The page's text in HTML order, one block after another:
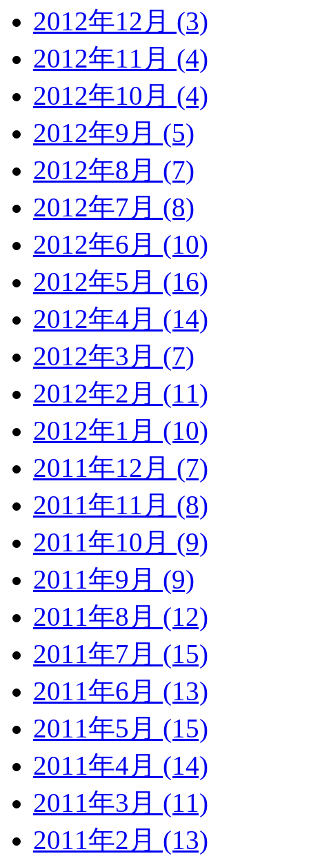
2012年12月 (3)
2012年11月 (4)
2012年10月 (4)
2012年9月 (5)
2012年8月 (7)
2012年7月 (8)
2012年6月 (10)
2012年5月 (16)
2012年4月 (14)
2012年3月 (7)
2012年2月 (11)
2012年1月 (10)
2011年12月 (7)
2011年11月 (8)
2011年10月 (9)
2011年9月 (9)
2011年8月 (12)
2011年7月 (15)
2011年6月 (13)
2011年5月 (15)
2011年4月 (14)
2011年3月 (11)
2011年2月 (13)